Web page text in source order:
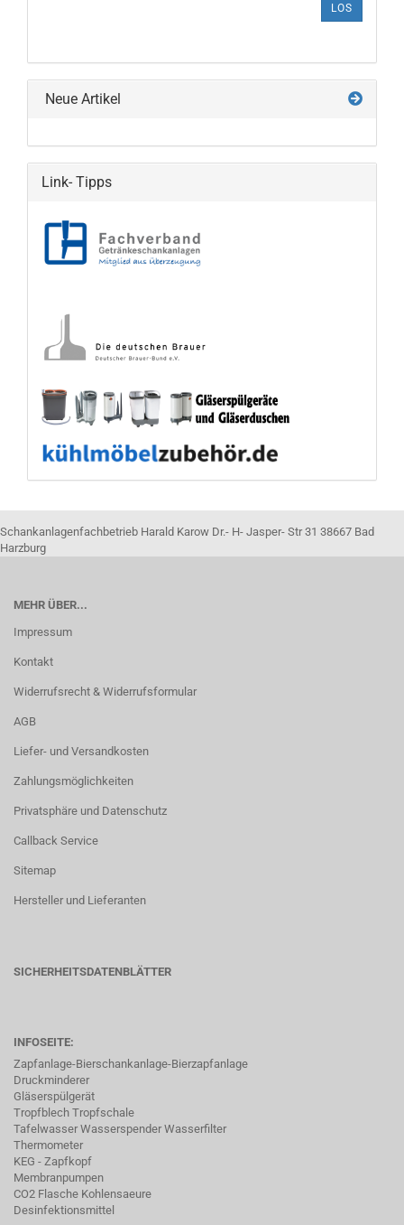
EIN.
LOS
Neue Artikel
Link- Tipps
Schankanlagenfachbetrieb Harald Karow Dr.- H- Jasper- Str 31 38667 Bad
Harzburg
MEHR ÜBER...
Impressum
Kontakt
Widerrufsrecht & Widerrufsformular
AGB
Liefer- und Versandkosten
Zahlungsmöglichkeiten
Privatsphäre und Datenschutz
Callback Service
Sitemap
Hersteller und Lieferanten
SICHERHEITSDATENBLÄTTER
INFOSEITE:
Zapfanlage-Bierschankanlage-Bierzapfanlage
Druckminderer
Gläserspülgerät
Tropfblech Tropfschale
Tafelwasser Wasserspender Wasserfilter
Thermometer
KEG - Zapfkopf
Membranpumpen
CO2 Flasche Kohlensaeure
Desinfektionsmittel